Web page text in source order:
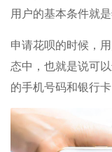
用户的基本条件就
申请花呗的时候，
态中，也就是说可
的手机号码和银行卡